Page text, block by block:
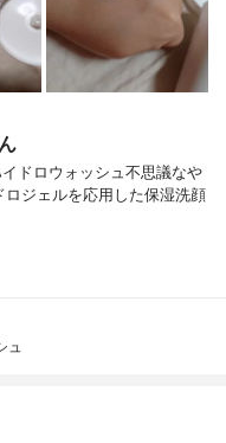
ドロウォッシュ不思議なや
ジェルを応用した保湿洗顔
ュ